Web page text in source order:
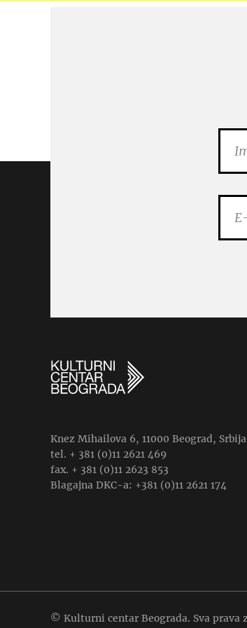
Knez Mihailova 6, 11000 Beograd, Srbija
tel. + 381 (0)11 2621 469
fax. + 381 (0)11 2623 853
Blagajna DKC-a: +381 (0)11 2621 174
© Kulturni centar Beograda. Sva prava